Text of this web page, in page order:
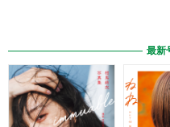
最新